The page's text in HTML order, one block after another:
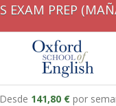
EXAM PREP
Desde 141,80 €por